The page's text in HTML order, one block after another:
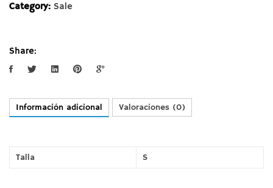
Category: Sale
Share:
Información adicional Valoraciones (0)
Talla S